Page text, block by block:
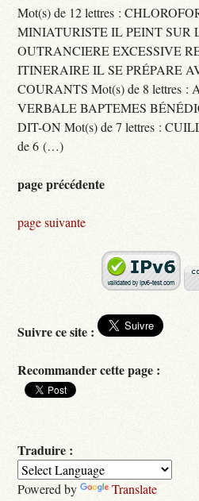
Mot(s) de 12 lettres :
MINIATURISTE IL PEINT SUR
OUTRANCIERE EXCESSIVE
ITINERAIRE IL SE PRÉPARE
COURANTS Mot(s) de 8 lettres
VERBALE BAPTEMES
DIT-ON Mot(s) de 7 lettres :
de 6 (…)
page précédente
page suivante
Suivre ce site :
Recommander cette page :
Traduire :
Powered by Translate